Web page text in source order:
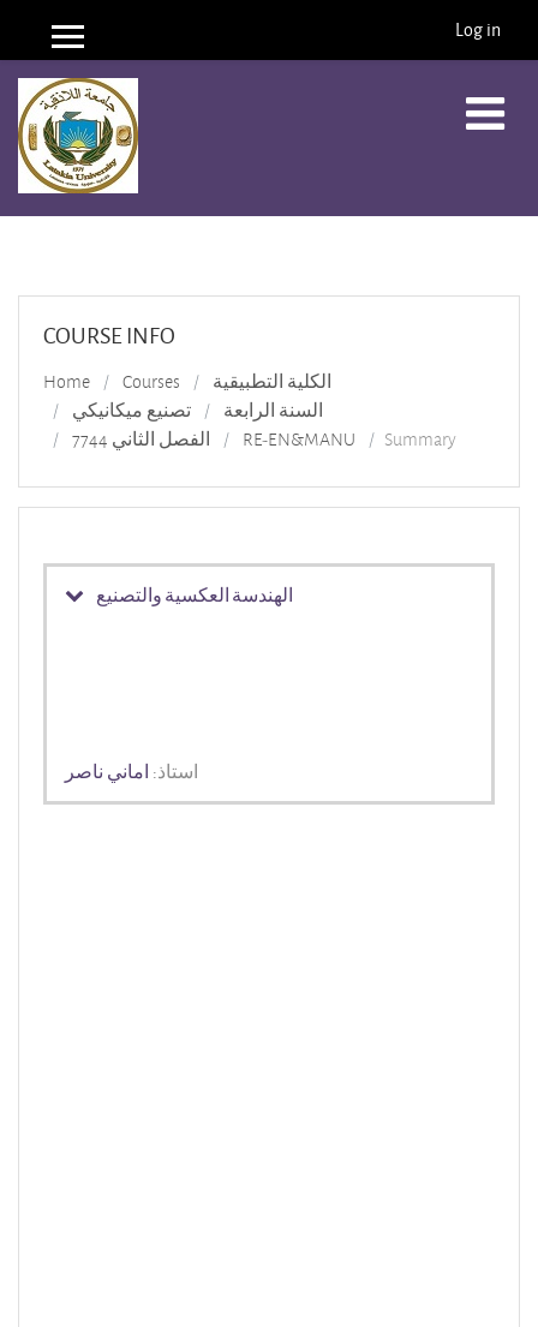
Skip to main content
Side panel Log in
COURSE INFO
Home Courses
الكلية التطبيقية
تصنيع ميكانيكي
السنة الرابعة
الفصل الثاني 7744
RE-EN&MANU Summary
الهندسة العكسية والتصنيع
استاذ: اماني ناصر